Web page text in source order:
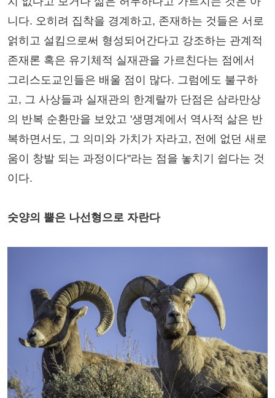
니다. 오히려 집착을 경계하고, 존재하는 것들은 서로
얽히고 설킴으로써 형성되어간다고 강조하는 관계적
존재론 혹은 유기체적 실재관을 가르친다는 점에서
그리스도교인들은 배울 점이 많다. 그럼에도 불구하
고, 그 사상들과 실재관의 한계랄까 단점은 삼라만상
의 반복 순환만을 보았고 '생명계에서 역사적 삶은 반
복하면서도, 그 의미와 가치가 자라고, 전에 없던 새로
움이 창발 되는 과정이다"라는 점을 놓치기 쉽다는 것
이다.
숫양의 뿔은 나선형으로 자란다